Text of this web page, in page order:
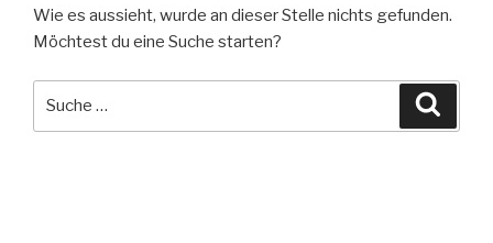
Wie es aussieht, wurde an dieser Stelle nichts gefunden.
Möchtest du eine Suche starten?